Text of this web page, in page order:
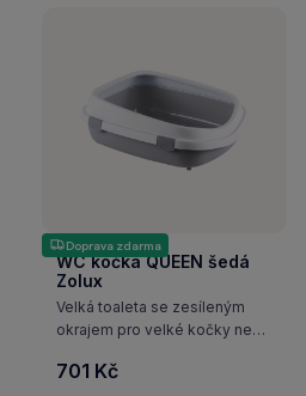
Doprava zdarma
WC kočka QUEEN šedá
Zolux
Velká toaleta se zesíleným
okrajem pro velké kočky nebo
701 Kč